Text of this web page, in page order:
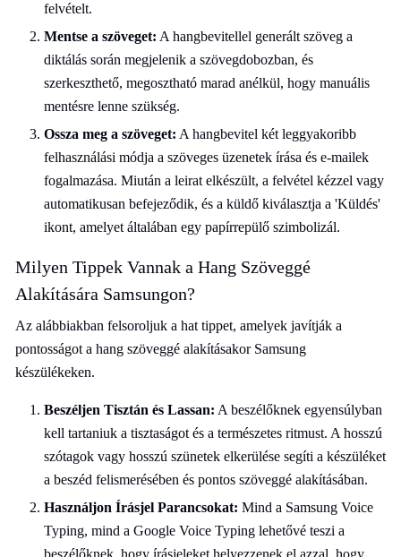
felvételt.
Mentse a szöveget: A hangbevitellel generált szöveg a
diktálás során megjelenik a szövegdobozban, és
szerkeszthető, megosztható marad anélkül, hogy manuális
mentésre lenne szükség.
Ossza meg a szöveget: A hangbevitel két leggyakoribb
felhasználási módja a szöveges üzenetek írása és e-mailek
fogalmazása. Miután a leirat elkészült, a felvétel kézzel vagy
automatikusan befejeződik, és a küldő kiválasztja a 'Küldés'
ikont, amelyet általában egy papírrepülő szimbolizál.
Milyen Tippek Vannak a Hang Szöveggé
Alakítására Samsungon?
Az alábbiakban felsoroljuk a hat tippet, amelyek javítják a
pontosságot a hang szöveggé alakításakor Samsung
készülékeken.
Beszéljen Tisztán és Lassan: A beszélőknek egyensúlyban
kell tartaniuk a tisztaságot és a természetes ritmust. A hosszú
szótagok vagy hosszú szünetek elkerülése segíti a készüléket
a beszéd felismerésében és pontos szöveggé alakításában.
Használjon Írásjel Parancsokat: Mind a Samsung Voice
Typing, mind a Google Voice Typing lehetővé teszi a
beszélőknek, hogy írásjeleket helyezzenek el azzal, hogy